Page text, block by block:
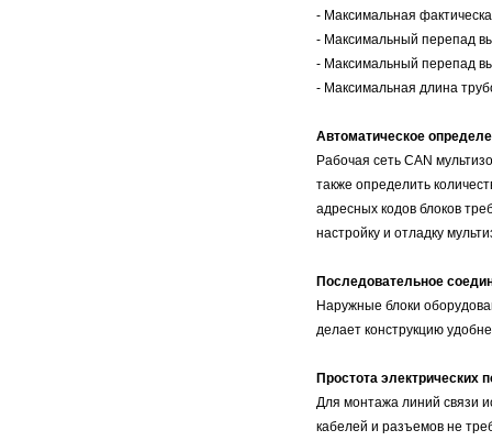
- Максимальная
- Максимальный перепад
- Максимальный перепад
- Максимальная длина
Автоматическое
Рабочая сеть CAN
также определить
адресных кодов блоков
настройку и отладку
Последовательное
Наружные блоки
делает конструкцию
Простота электрических
Для монтажа линий связи
кабелей и разъемов не